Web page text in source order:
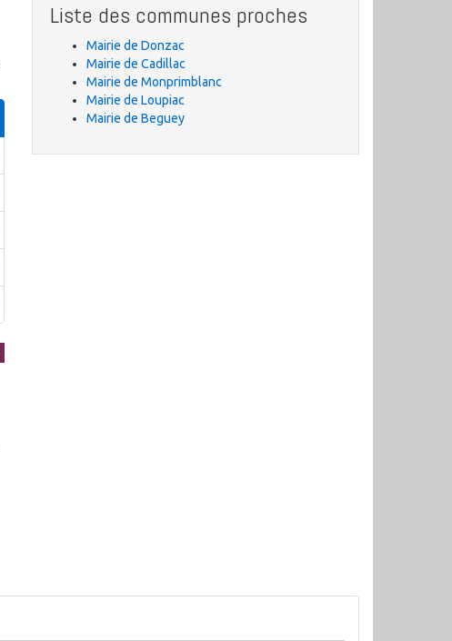
Liste des communes proches
Mairie de Donzac
Mairie de Cadillac
Mairie de Monprimblanc
Mairie de Loupiac
Mairie de Beguey